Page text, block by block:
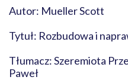
Autor: Mueller Scott
Tytuł: Rozbudowa i
Tłumacz: Szeremiota
Paweł